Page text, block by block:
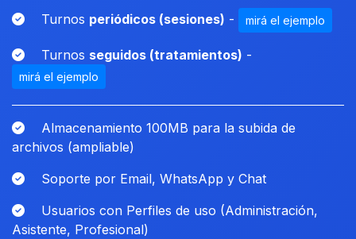
Turnos periódicos (sesiones) - mirá el ejemplo
Turnos seguidos (tratamientos) -
mirá el ejemplo
Almacenamiento 100MB para la subida de
archivos (ampliable)
Soporte por Email, WhatsApp y Chat
Usuarios con Perfiles de uso (Administración,
Asistente, Profesional)